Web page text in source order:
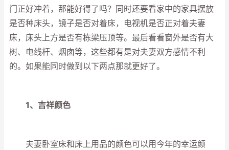
门正好冲着，那能好得了吗？同时还要看家中的家具摆放
是否种床头，镜子是否对着床，电视机是否正对着夫妻
床，床头上方是否有栋梁压顶等。最后看看窗外是否有大
树、电线杆、烟囱等，这些都有是对夫妻双方感情不利
的。如果能同时做到以下两点那就更好了。
1、吉祥颜色
夫妻卧室床和床上用品的颜色可以用今年的幸运颜